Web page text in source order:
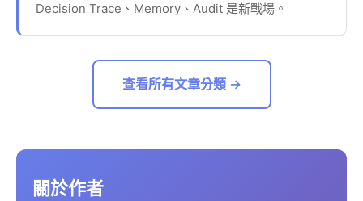
Decision Trace、Memory、Audit 是新戰場。
查看所有文章分類 →
關於作者